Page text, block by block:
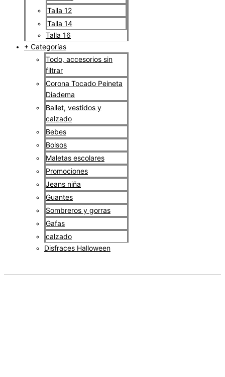
Talla 12
Talla 14
Talla 16
+ Categorías
Todo, accesorios sin
filtrar
Corona Tocado Peineta
Diadema
Ballet, vestidos y
calzado
Bebes
Bolsos
Maletas escolares
Promociones
Jeans niña
Guantes
Sombreros y gorras
Gafas
calzado
Disfraces Halloween